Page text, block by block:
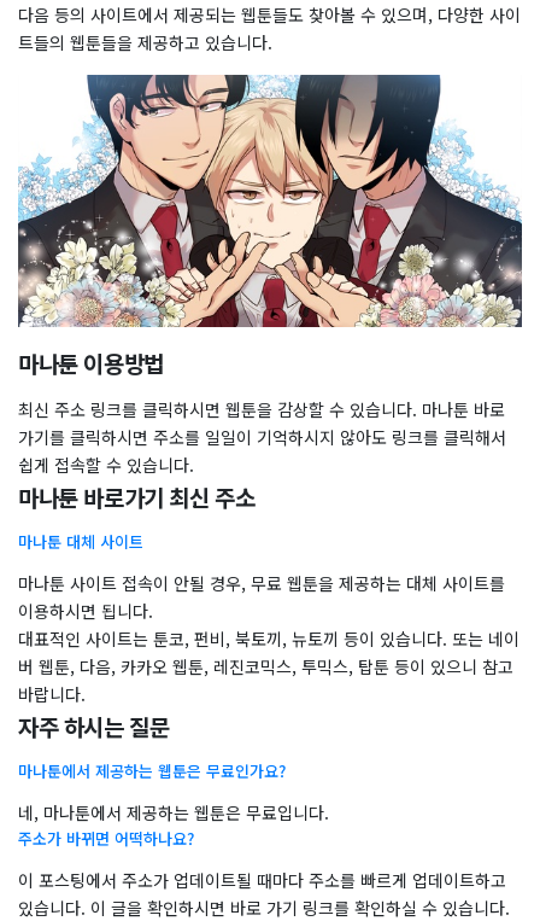
다음 등의 사이트에서 제공되는 웹툰들도 찾아볼 수 있으며, 다양한 사이
트들의 웹툰들을 제공하고 있습니다.
마나툰 이용방법
최신 주소 링크를 클릭하시면 웹툰을 감상할 수 있습니다. 마나툰 바로
가기를 클릭하시면 주소를 일일이 기억하시지 않아도 링크를 클릭해서
쉽게 접속할 수 있습니다.
마나툰 바로가기 최신 주소
마나툰 대체 사이트
마나툰 사이트 접속이 안될 경우, 무료 웹툰을 제공하는 대체 사이트를
이용하시면 됩니다.
대표적인 사이트는 툰코, 펀비, 북토끼, 뉴토끼 등이 있습니다. 또는 네이
버 웹툰, 다음, 카카오 웹툰, 레진코믹스, 투믹스, 탑툰 등이 있으니 참고
바랍니다.
자주 하시는 질문
마나툰에서 제공하는 웹툰은 무료인가요?
네, 마나툰에서 제공하는 웹툰은 무료입니다.
주소가 바뀌면 어떡하나요?
이 포스팅에서 주소가 업데이트될 때마다 주소를 빠르게 업데이트하고
있습니다. 이 글을 확인하시면 바로 가기 링크를 확인하실 수 있습니다.